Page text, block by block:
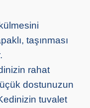
taşınması
rahat
dostunuzun
tuvalet